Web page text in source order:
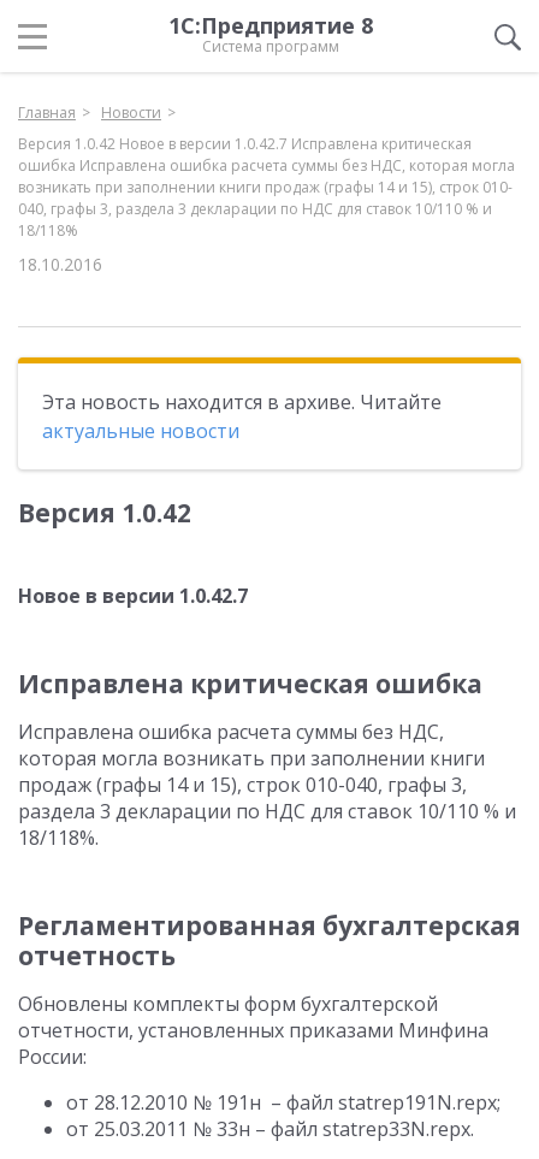
1С:Предприятие 8
Система программ
Главная
Новости
Версия 1.0.42 Новое в версии 1.0.42.7 Исправлена критическая
ошибка Исправлена ошибка расчета суммы без НДС, которая могла
возникать при заполнении книги продаж (графы 14 и 15), строк 010-
040, графы 3, раздела 3 декларации по НДС для ставок 10/110 % и
18/118%
18.10.2016
Эта новость находится в архиве. Читайте
актуальные новости
Версия 1.0.42
Новое в версии 1.0.42.7
Исправлена критическая ошибка
Исправлена ошибка расчета суммы без НДС,
которая могла возникать при заполнении книги
продаж (графы 14 и 15), строк 010-040, графы 3,
раздела 3 декларации по НДС для ставок 10/110 % и
18/118%.
Регламентированная бухгалтерская
отчетность
Обновлены комплекты форм бухгалтерской
отчетности, установленных приказами Минфина
России:
от 28.12.2010 № 191н – файл statrep191N.repx;
от 25.03.2011 № 33н – файл statrep33N.repx.